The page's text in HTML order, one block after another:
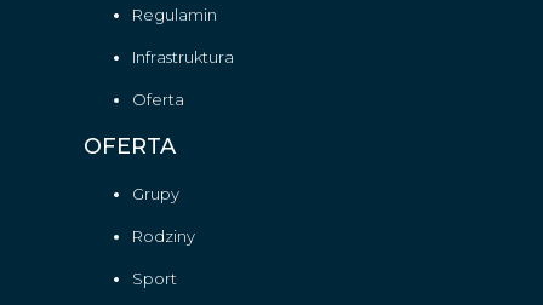
Regulamin
Infrastruktura
Oferta
OFERTA
Grupy
Rodziny
Sport